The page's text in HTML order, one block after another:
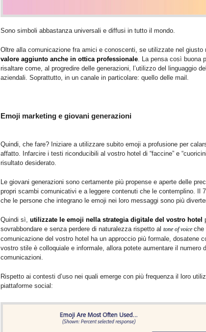
Sono simboli abbastanza universali e diffusi in tutto il mondo.
Oltre alla comunicazione fra amici e conoscenti, se utilizzate nel giusto
valore aggiunto anche in ottica professionale . La pensa così buona
risaltare come, al progredire delle generazioni, l’utilizzo del linguaggio
aziendali. Soprattutto, in un canale in particolare: quello delle mail.
Emoji marketing e giovani generazioni
Quindi, che fare? Iniziare a utilizzare subito emoji a profusione per
affatto. Infarcire i testi riconducibili al vostro hotel di “faccine” e
risultato desiderato.
Le giovani generazioni sono certamente più propense e aperte delle
propri scambi comunicativi e a leggere contenuti che le contemplino. Il
che le persone che integrano le emoji nei loro messaggi sono più
Quindi sì, utilizzate le emoji nella strategia digitale del vostro hotel
sovrabbondare e senza perdere di naturalezza rispetto al tone of voice che
comunicazione del vostro hotel ha un approccio più formale, dosatene
vostro stile è colloquiale e informale, allora potete aumentare il numero
comunicazioni.
Rispetto ai contesti d’uso nei quali emerge con più frequenza il loro
piattaforme social: